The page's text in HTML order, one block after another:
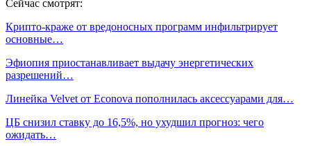
Сейчас смотрят:
Крипто-краже от вредоносных программ инфильтрирует
основные…
Эфиопия приостанавливает выдачу энергетических
разрешений…
Линейка Velvet от Econova пополнилась аксессуарами для…
ЦБ снизил ставку до 16,5%, но ухудшил прогноз: чего
ожидать…